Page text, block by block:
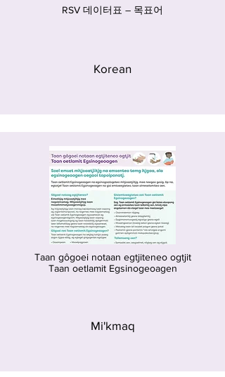
RSV 데이터표 – 목표어
Korean
Taan gôgoei notaan egtjiteneo ogtjit
Taan oetlamit Egsinogeoagen
Mi'kmaq